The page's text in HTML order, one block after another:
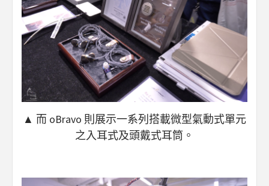
▲ 而 oBravo 則展示一系列搭載微型氣動式單元
之入耳式及頭戴式耳筒。